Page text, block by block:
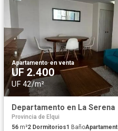
Apartamento·en venta
UF 2.400
UF 42/m²
Departamento en La Serena
Provincia de Elqui
56 m²2 Dormitorios1 Baño